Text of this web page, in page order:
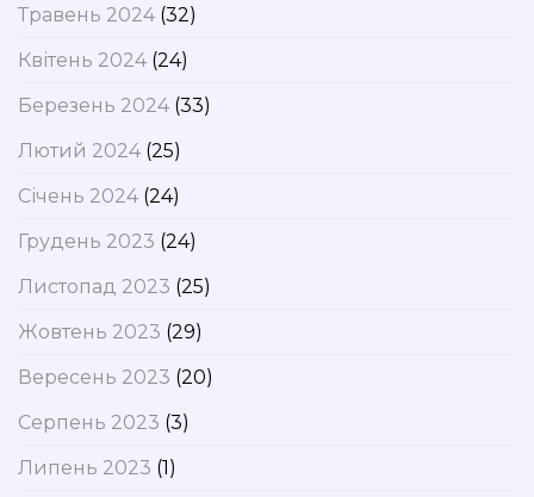
Травень 2024(32)
Квітень 2024(24)
Березень 2024(33)
Лютий 2024(25)
Січень 2024(24)
Грудень 2023 (24)
Листопад 2023 (25)
Жовтень 2023 (29)
Вересень 2023 (20)
Серпень 2023 (3)
Липень 2023 (1)